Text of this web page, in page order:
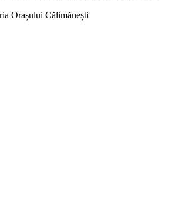
Orașului Călimănești